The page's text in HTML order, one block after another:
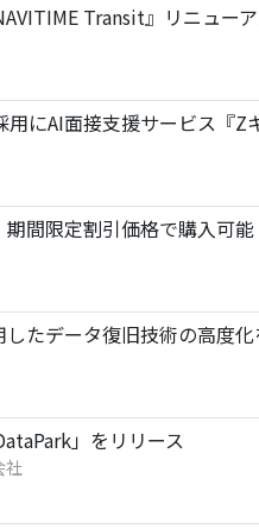
Transit』リニュー
にAI面接支援サービス『Z
間限定割引価格で購入可能
たデータ復旧技術の高度
」をリリース
社